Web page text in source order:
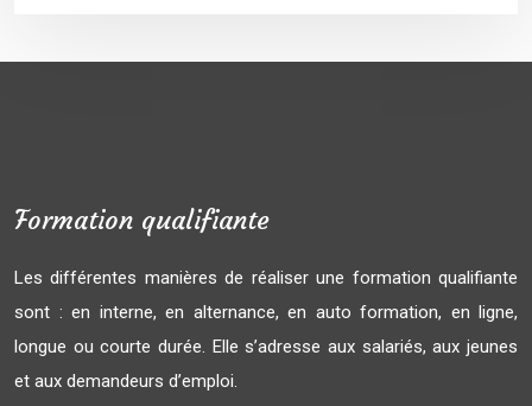
Formation qualifiante
Les différentes manières de réaliser une formation qualifiante
sont : en interne, en alternance, en auto formation, en ligne,
longue ou courte durée. Elle s’adresse aux salariés, aux jeunes
et aux demandeurs d’emploi.